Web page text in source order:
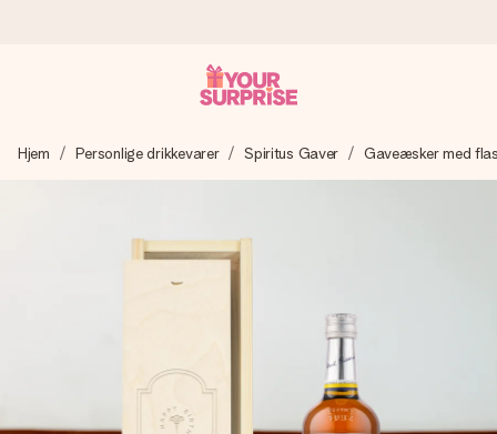
Vi laver din gave med omhu og sender den lynhurtigt – så
du kan give den på det helt rette tidspunkt, når den
Vores gaver inspirerer. Kunderne giver os 4,7 på Google
Hjem Personlige drikkevarer Spiritus Gaver Gaveæsker med